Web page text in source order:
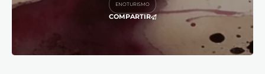
ENOTURISMO
COMPARTIR